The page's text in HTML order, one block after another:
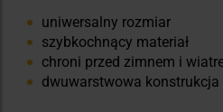
uniwersalny rozmiar
szybkochnący materiał
chroni przed zimnem i
dwuwarstwowa konstrukcja